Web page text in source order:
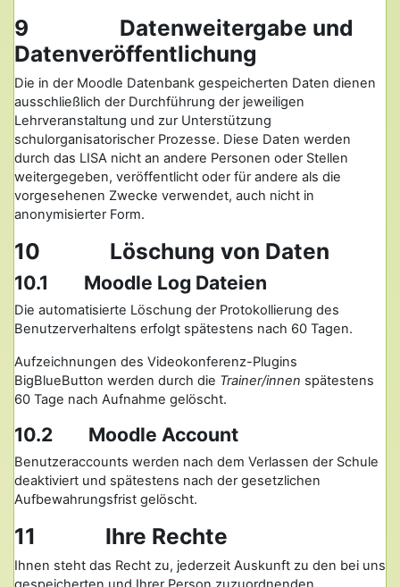
9 Datenweitergabe und
Datenveröffentlichung
Die in der Moodle Datenbank gespeicherten Daten dienen
ausschließlich der Durchführung der jeweiligen
Lehrveranstaltung und zur Unterstützung
schulorganisatorischer Prozesse. Diese Daten werden
durch das LISA nicht an andere Personen oder Stellen
weitergegeben, veröffentlicht oder für andere als die
vorgesehenen Zwecke verwendet, auch nicht in
anonymisierter Form.
10 Löschung von Daten
10.1 Moodle Log Dateien
Die automatisierte Löschung der Protokollierung des
Benutzerverhaltens erfolgt spätestens nach 60 Tagen.
Aufzeichnungen des Videokonferenz-Plugins
BigBlueButton werden durch die Trainer/innen spätestens
60 Tage nach Aufnahme gelöscht.
10.2 Moodle Account
Benutzeraccounts werden nach dem Verlassen der Schule
deaktiviert und spätestens nach der gesetzlichen
Aufbewahrungsfrist gelöscht.
11 Ihre Rechte
Ihnen steht das Recht zu, jederzeit Auskunft zu den bei uns